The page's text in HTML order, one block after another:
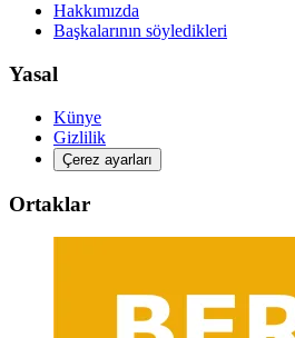
Hakkımızda
Başkalarının söyledikleri
Yasal
Künye
Gizlilik
Çerez ayarları
Ortaklar